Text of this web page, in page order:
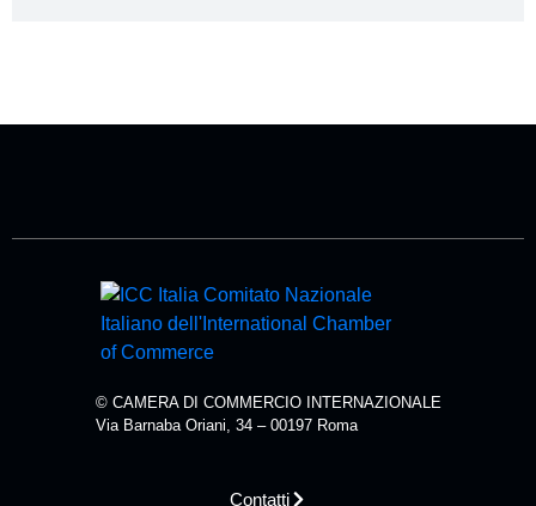
© CAMERA DI COMMERCIO INTERNAZIONALE
Via Barnaba Oriani, 34 – 00197 Roma
Contatti